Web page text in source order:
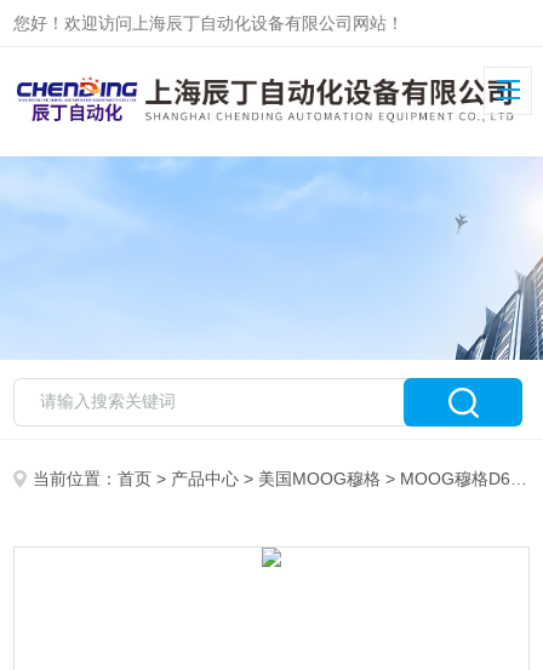
您好！欢迎访问上海辰丁自动化设备有限公司网站！
当前位置：首页 > 产品中心 > 美国MOOG穆格 > MOOG穆格D661系列现货